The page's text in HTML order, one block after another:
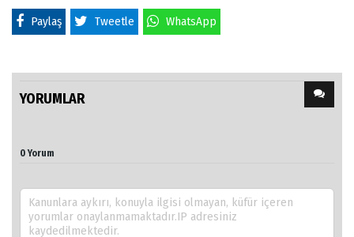
Paylaş Tweetle WhatsApp
YORUMLAR
0 Yorum